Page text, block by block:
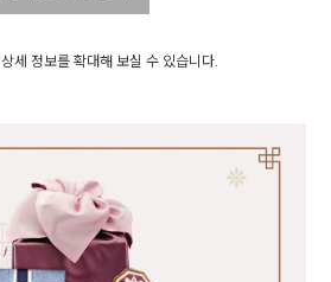
상세 정보를 확대해 보실 수 있습니다.